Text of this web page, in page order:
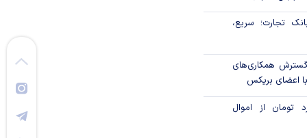
تجارت؛ سریع،
گسترش همکاری‌های
اعضای بریکس
میلیارد تومان از اموال